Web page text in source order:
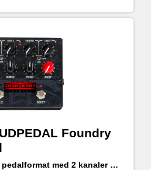
Foundry
med 2 kanaler och Pre-Boost